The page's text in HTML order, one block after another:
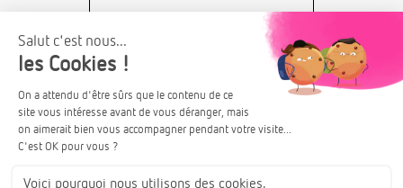
VOIR TOUTES NOS OFFRES
TRIANON RÉSIDENCES